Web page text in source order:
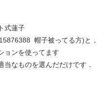
式蓮子
帽子被ってる方)と，
ョンを使ってます
当なものを選んだだけです．